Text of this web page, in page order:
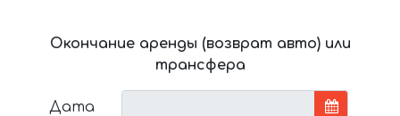
Окончание аренды (возврат авто) или
трансфера
Дата